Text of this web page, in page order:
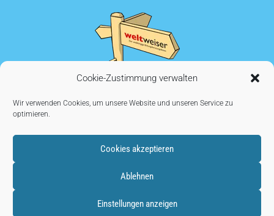
Cookie-Zustimmung verwalten
Wir verwenden Cookies, um unsere Website und unseren Service zu
optimieren.
Cookies akzeptieren
Ablehnen
Einstellungen anzeigen
COOKIE EINSTELLUNGEN
Copyright © 2026weltweiser.de